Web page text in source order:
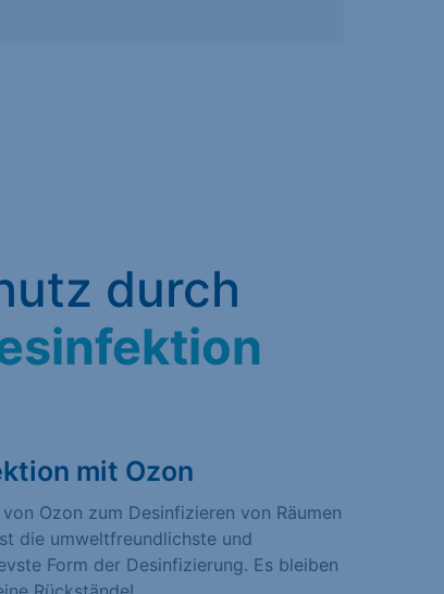
durch
mit Ozon
Ozon zum Desinfizieren von Räumen
die umweltfreundlichste und
Form der Desinfizierung. Es bleiben